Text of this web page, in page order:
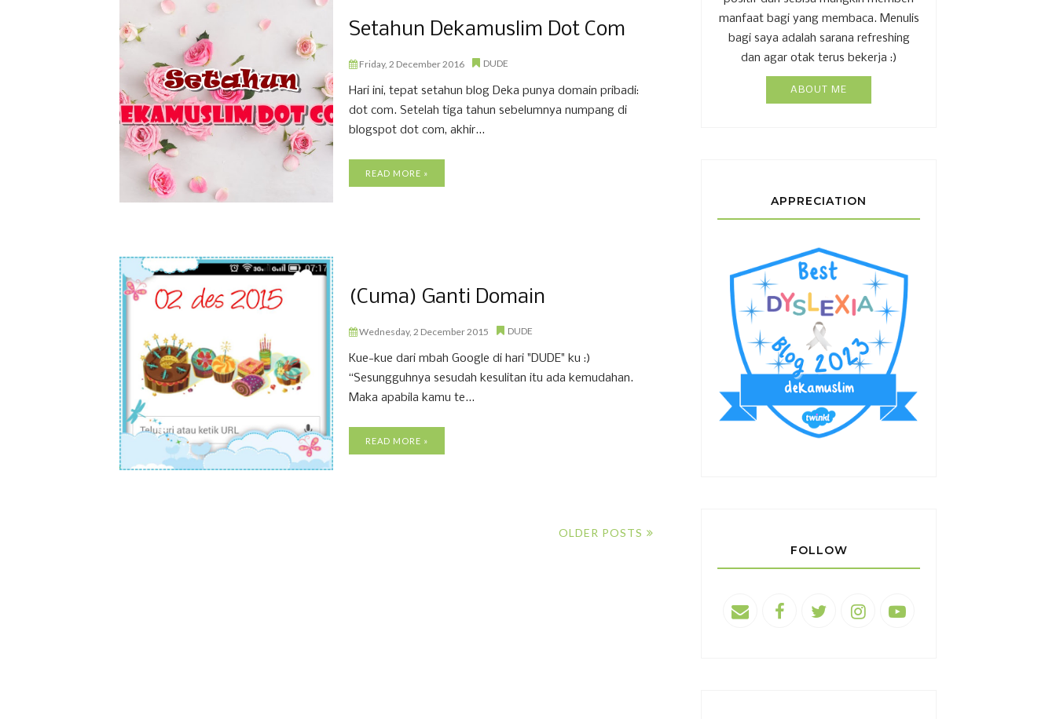
Setahun Dekamuslim Dot Com
Friday, 2 December 2016 DUDE
Hari ini, tepat setahun blog Deka punya domain pribadi:
dot com. Setelah tiga tahun sebelumnya numpang di
blogspot dot com, akhir...
READ MORE »
(Cuma) Ganti Domain
Wednesday, 2 December 2015 DUDE
Kue-kue dari mbah Google di hari "DUDE" ku :)
“Sesungguhnya sesudah kesulitan itu ada kemudahan.
Maka apabila kamu te...
READ MORE »
OLDER POSTS
manfaat bagi yang membaca. Menulis
bagi saya adalah sarana refreshing
dan agar otak terus bekerja :)
ABOUT ME
APPRECIATION
FOLLOW